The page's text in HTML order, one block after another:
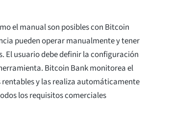
el manual son posibles con Bitcoin
pueden operar manualmente y tener
El usuario debe definir la configuración
Bitcoin Bank monitorea el
y las realiza automáticamente
los requisitos comerciales